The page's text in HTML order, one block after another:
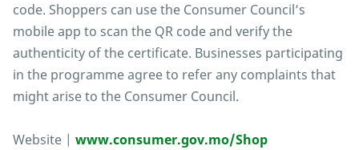
code. Shoppers can use the Consumer Council’s
mobile app to scan the QR code and verify the
authenticity of the certificate. Businesses participating
in the programme agree to refer any complaints that
might arise to the Consumer Council.
Website | www.consumer.gov.mo/Shop